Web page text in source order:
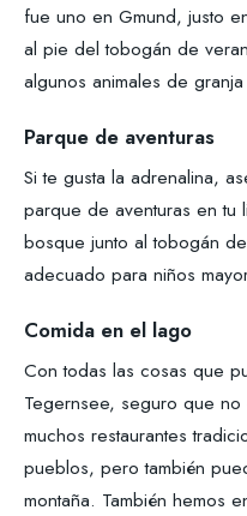
fue uno en Gmund, justo
al pie del tobogán de
algunos animales de
Parque de aventuras
Si te gusta la adrenalina,
parque de aventuras en tu
bosque junto al tobogán
adecuado para niños
Comida en el lago
Con todas las cosas que
Tegernsee, seguro que
muchos restaurantes
pueblos, pero también
montaña. También hemos